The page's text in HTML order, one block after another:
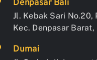
Denpasar Bali
Jl. Kebak Sari No.20,
Kec. Denpasar Barat,
Dumai